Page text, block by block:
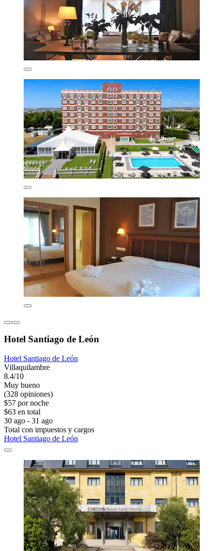
Hotel Santiago de León
Hotel Santiago de León
Villaquilambre
8.4/10
Muy bueno
(328 opiniones)
$57 por noche
$63 en total
30 ago - 31 ago
Total con impuestos y cargos
Hotel Santiago de León